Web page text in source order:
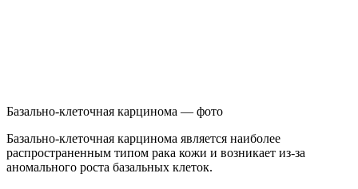
Базально-клеточная карцинома — фото
Базально-клеточная карцинома является наиболее
распространенным типом рака кожи и возникает из-за
аномального роста базальных клеток.